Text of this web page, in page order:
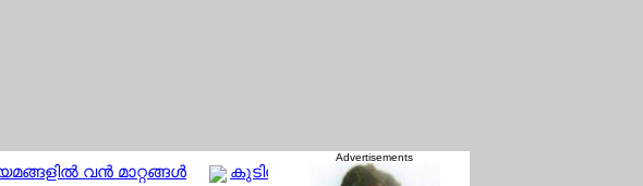
വന്‍ മാറ്റങ്ങള്‍ കുടിയേറ്റക്കാരുടെ അന്തസ്സിന് മുന്നില്‍ തലകുനിച്ച്
Advertisements